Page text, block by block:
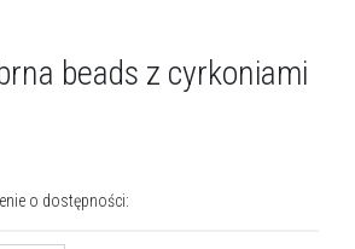
beads z cyrkoniami
o dostępności: